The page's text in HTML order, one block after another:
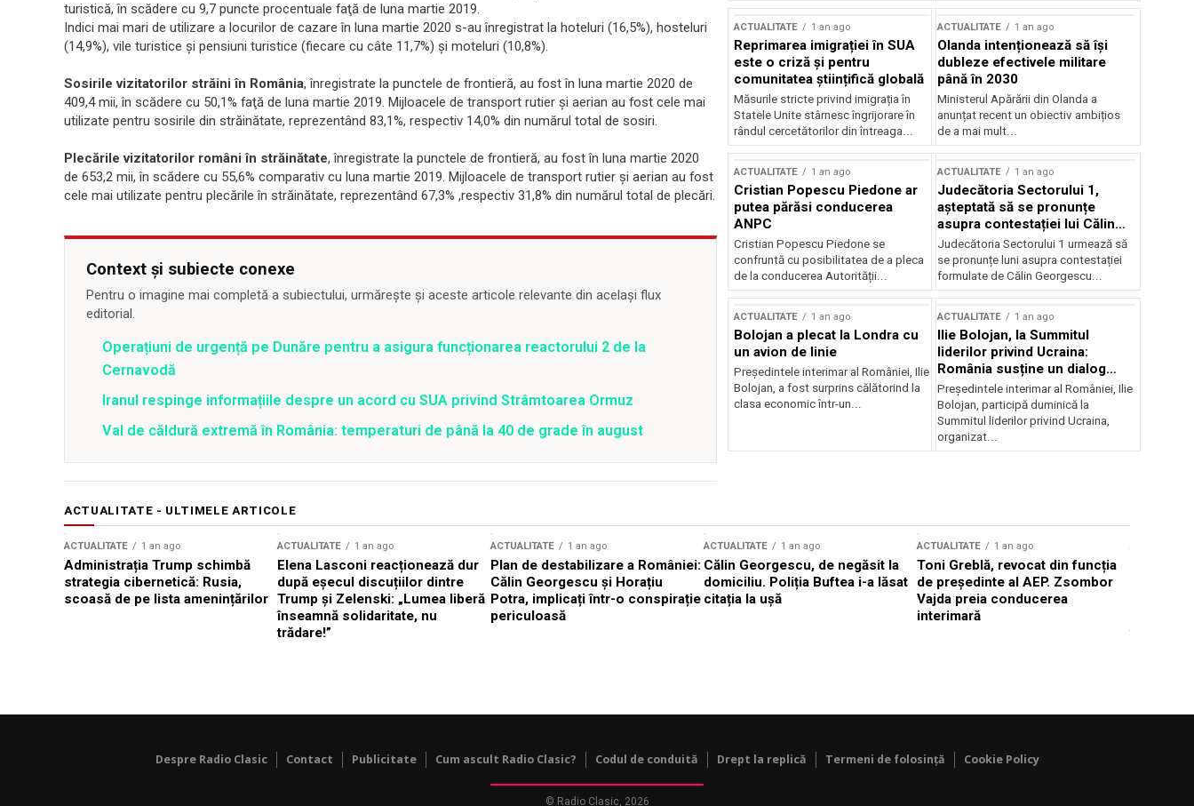
turistică, în scădere cu 9,7 puncte procentuale faţă de luna martie 2019.
Indici mai mari de utilizare a locurilor de cazare în luna martie 2020 s-au înregistrat la hoteluri (16,5%), hosteluri
(14,9%), vile turistice şi pensiuni turistice (fiecare cu câte 11,7%) şi moteluri (10,8%).
Sosirile vizitatorilor străini în România, înregistrate la punctele de frontieră, au fost în luna martie 2020 de
409,4 mii, în scădere cu 50,1% faţă de luna martie 2019. Mijloacele de transport rutier și aerian au fost cele mai
utilizate pentru sosirile din străinătate, reprezentând 83,1%, respectiv 14,0% din numărul total de sosiri.
Plecările vizitatorilor români în străinătate, înregistrate la punctele de frontieră, au fost în luna martie 2020
de 653,2 mii, în scădere cu 55,6% comparativ cu luna martie 2019. Mijloacele de transport rutier și aerian au fost
cele mai utilizate pentru plecările în străinătate, reprezentând 67,3% ,respectiv 31,8% din numărul total de plecări.
Context și subiecte conexe
Pentru o imagine mai completă a subiectului, urmărește și aceste articole relevante din același flux
editorial.
Operațiuni de urgență pe Dunăre pentru a asigura funcționarea reactorului 2 de la
Cernavodă
Iranul respinge informațiile despre un acord cu SUA privind Strâmtoarea Ormuz
Val de căldură extremă în România: temperaturi de până la 40 de grade în august
ACTUALITATE 1 an ago
Reprimarea imigrației în SUA
este o criză și pentru
comunitatea științifică globală
Măsurile stricte privind imigrația în
Statele Unite stârnesc îngrijorare în
rândul cercetătorilor din întreaga...
ACTUALITATE 1 an ago
Olanda intenționează să își
dubleze efectivele militare
până în 2030
Ministerul Apărării din Olanda a
anunțat recent un obiectiv ambițios
de a mai mult...
ACTUALITATE 1 an ago
Cristian Popescu Piedone ar
putea părăsi conducerea
ANPC
Cristian Popescu Piedone se
confruntă cu posibilitatea de a pleca
de la conducerea Autorității...
ACTUALITATE 1 an ago
Judecătoria Sectorului 1,
așteptată să se pronunțe
asupra contestației lui Călin
Georgescu privind controlul
judiciar
Judecătoria Sectorului 1 urmează să
se pronunțe luni asupra contestației
formulate de Călin Georgescu...
ACTUALITATE 1 an ago
Bolojan a plecat la Londra cu
un avion de linie
Președintele interimar al României, Ilie
Bolojan, a fost surprins călătorind la
clasa economic într-un...
ACTUALITATE 1 an ago
Ilie Bolojan, la Summitul
liderilor privind Ucraina:
România susține un dialog
transatlantic pentru securitate
și stabilitate
Președintele interimar al României, Ilie
Bolojan, participă duminică la
Summitul liderilor privind Ucraina,
organizat...
ACTUALITATE - ULTIMELE ARTICOLE
ACTUALITATE 1 an ago
Administrația Trump schimbă
strategia cibernetică: Rusia,
scoasă de pe lista amenințărilor
ACTUALITATE 1 an ago
Elena Lasconi reacționează dur
după eșecul discuțiilor dintre
Trump și Zelenski: „Lumea liberă
înseamnă solidaritate, nu
trădare!”
ACTUALITATE 1 an ago
Plan de destabilizare a României:
Călin Georgescu și Horațiu
Potra, implicați într-o conspirație
periculoasă
ACTUALITATE 1 an ago
Călin Georgescu, de negăsit la
domiciliu. Poliția Buftea i-a lăsat
citația la ușă
ACTUALITATE 1 an ago
Toni Greblă, revocat din funcția
de președinte al AEP. Zsombor
Vajda preia conducerea
interimară
Despre Radio Clasic Contact Publicitate Cum ascult Radio Clasic? Codul de conduită Drept la replică Termeni de folosință Cookie Policy
© Radio Clasic, 2026